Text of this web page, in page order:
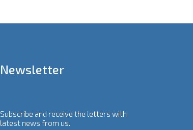
Newsletter
Subscribe and receive the letters with
latest news from us.